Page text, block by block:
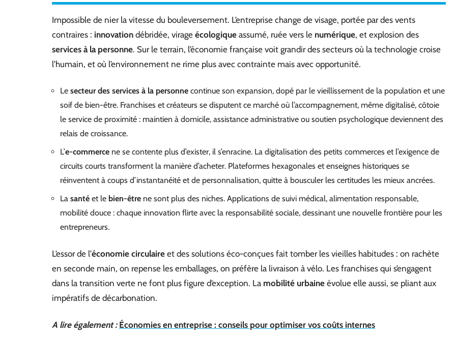
Impossible de nier la vitesse du bouleversement. L’entreprise change de visage, portée par des vents
contraires : innovation débridée, virage écologique assumé, ruée vers le numérique, et explosion des
services à la personne. Sur le terrain, l’économie française voit grandir des secteurs où la technologie croise
l’humain, et où l’environnement ne rime plus avec contrainte mais avec opportunité.
Le secteur des services à la personne continue son expansion, dopé par le vieillissement de la population et une
soif de bien-être. Franchises et créateurs se disputent ce marché où l’accompagnement, même digitalisé, côtoie
le service de proximité : maintien à domicile, assistance administrative ou soutien psychologique deviennent des
relais de croissance.
L’e-commerce ne se contente plus d’exister, il s’enracine. La digitalisation des petits commerces et l’exigence de
circuits courts transforment la manière d’acheter. Plateformes hexagonales et enseignes historiques se
réinventent à coups d’instantanéité et de personnalisation, quitte à bousculer les certitudes les mieux ancrées.
La santé et le bien-être ne sont plus des niches. Applications de suivi médical, alimentation responsable,
mobilité douce : chaque innovation flirte avec la responsabilité sociale, dessinant une nouvelle frontière pour les
entrepreneurs.
L’essor de l’économie circulaire et des solutions éco-conçues fait tomber les vieilles habitudes : on rachète
en seconde main, on repense les emballages, on préfère la livraison à vélo. Les franchises qui s’engagent
dans la transition verte ne font plus figure d’exception. La mobilité urbaine évolue elle aussi, se pliant aux
impératifs de décarbonation.
A lire également : Économies en entreprise : conseils pour optimiser vos coûts internes